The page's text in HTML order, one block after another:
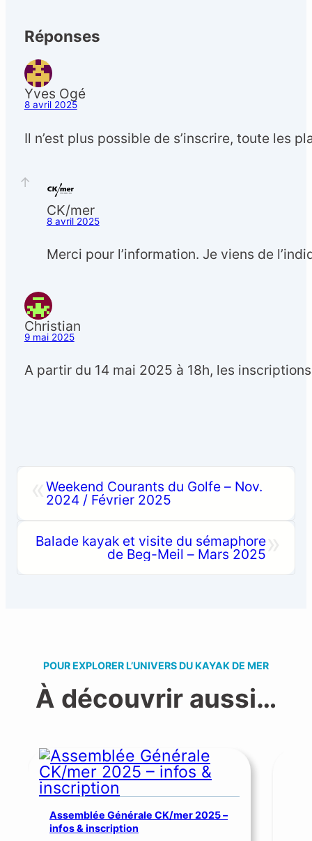
Réponses
Yves Ogé
8 avril 2025
Il n’est plus possible de s’inscrire, toute les
CK/mer
8 avril 2025
Merci pour l’information. Je viens de
Christian
9 mai 2025
A partir du 14 mai 2025 à 18h, les
Weekend Courants du Golfe – Nov.
2024 / Février 2025
Balade kayak et visite du sémaphore
de Beg-Meil – Mars 2025
POUR EXPLORER L’UNIVERS DU KAYAK DE MER
À découvrir aussi…
Assemblée Générale CK/mer 2025 –
infos & inscription